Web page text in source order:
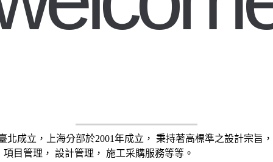
成立，上海分部於2001年成立， 秉持著高標準之設計宗
目管理， 設計管理， 施工采購服務等等。